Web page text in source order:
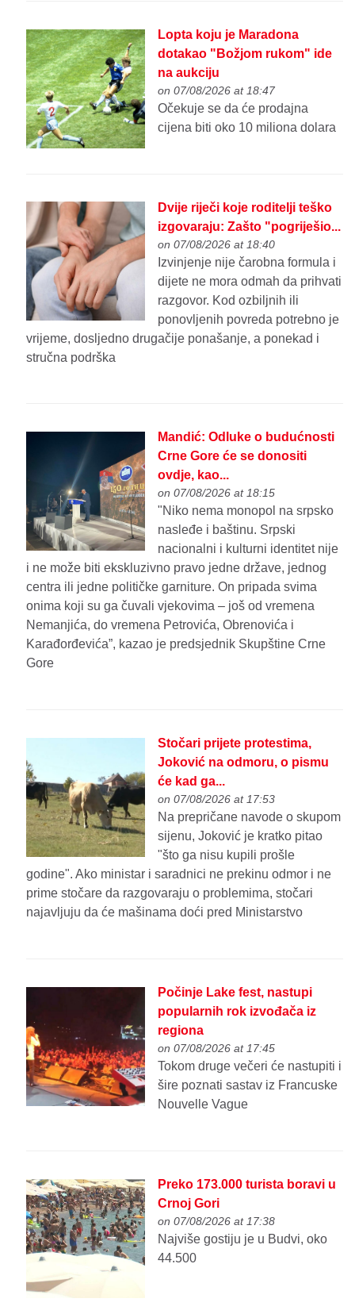
Lopta koju je Maradona
dotakao "Božjom rukom" ide
na aukciju
on 07/08/2026 at 18:47
Očekuje se da će prodajna
cijena biti oko 10 miliona dolara
Dvije riječi koje roditelji teško
izgovaraju: Zašto "pogriješio...
on 07/08/2026 at 18:40
Izvinjenje nije čarobna formula i
dijete ne mora odmah da prihvati
razgovor. Kod ozbiljnih ili
ponovljenih povreda potrebno je
vrijeme, dosljedno drugačije ponašanje, a ponekad i
stručna podrška
Mandić: Odluke o budućnosti
Crne Gore će se donositi
ovdje, kao...
on 07/08/2026 at 18:15
"Niko nema monopol na srpsko
nasleđe i baštinu. Srpski
nacionalni i kulturni identitet nije
i ne može biti ekskluzivno pravo jedne države, jednog
centra ili jedne političke garniture. On pripada svima
onima koji su ga čuvali vjekovima – još od vremena
Nemanjića, do vremena Petrovića, Obrenovića i
Karađorđevića”, kazao je predsjednik Skupštine Crne
Gore
Stočari prijete protestima,
Joković na odmoru, o pismu
će kad ga...
on 07/08/2026 at 17:53
Na prepričane navode o skupom
sijenu, Joković je kratko pitao
"što ga nisu kupili prošle
godine". Ako ministar i saradnici ne prekinu odmor i ne
prime stočare da razgovaraju o problemima, stočari
najavljuju da će mašinama doći pred Ministarstvo
Počinje Lake fest, nastupi
popularnih rok izvođača iz
regiona
on 07/08/2026 at 17:45
Tokom druge večeri će nastupiti i
šire poznati sastav iz Francuske
Nouvelle Vague
Preko 173.000 turista boravi u
Crnoj Gori
on 07/08/2026 at 17:38
Najviše gostiju je u Budvi, oko
44.500